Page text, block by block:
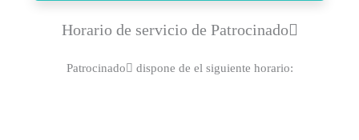
Horario de servicio de Patrocinado
Patrocinado dispone de el siguiente horario: